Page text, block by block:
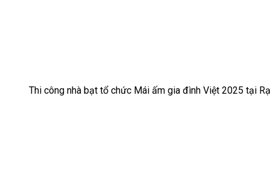
Thi công nhà bạt tổ chức Mái ấm gia đình Việt 2025 tại